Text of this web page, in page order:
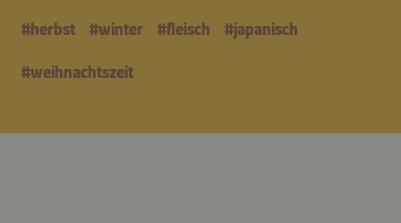
#herbst #winter #fleisch #japanisch
#weihnachtszeit